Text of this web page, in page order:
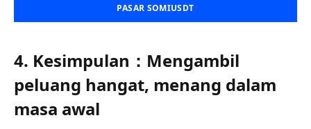
PASAR SOMIUSDT
4. Kesimpulan：Mengambil
peluang hangat, menang dalam
masa awal